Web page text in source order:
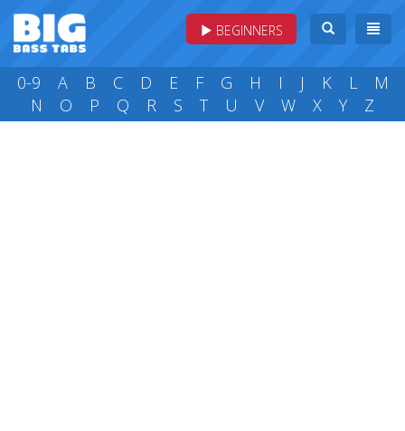
BEGINNERS
0-9 A B C D E F G H I J K L
M
N
O P Q R S T U V W X Y Z